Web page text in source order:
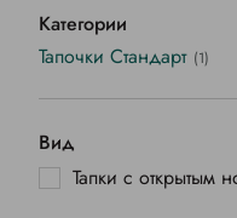
Категории
Тапочки Стандарт (1)
Вид
Тапки с открытым